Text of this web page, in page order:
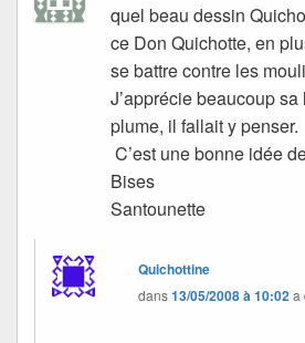
quel beau dessin
ce Don Quichotte, en
se battre contre les
J’apprécie beaucoup
plume, il fallait y penser.
C’est une bonne idée
Bises
Santounette
Quichottine
dans13/05/2008 à 10:02a